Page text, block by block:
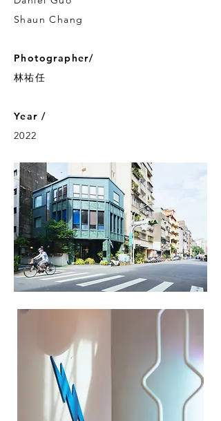
Shaun Chang
Photographer/
林祐任
Year /
2022